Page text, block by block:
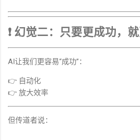
❗ 幻觉二：只要更成功，
AI让我们更容易“成功”：
👉 自动化
👉 放大效率
但传道者说：